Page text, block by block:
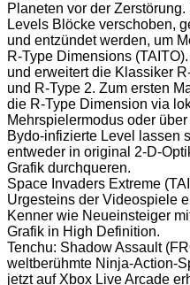
Planeten vor der
Levels Blöcke verschoben,
und entzündet werden, um
R-Type Dimensions
und erweitert die Klassiker
und R-Type 2. Zum ersten
die R-Type Dimension via
Mehrspielermodus oder
Bydo-infizierte Level lassen
entweder in original 2-D-
Grafik durchqueren.
Space Invaders Extreme
Urgesteins der Videospiele
Kenner wie Neueinsteiger
Grafik in High Definition.
Tenchu: Shadow Assault
weltberühmte Ninja-Action-
jetzt auf Xbox Live Arcade